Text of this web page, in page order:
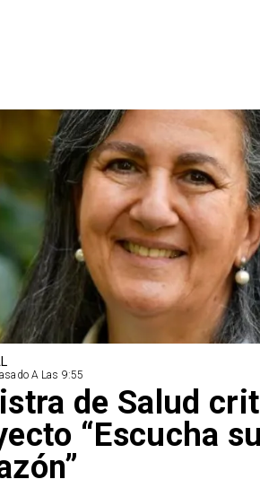
A Las 9:55
de Salud
“Escucha su